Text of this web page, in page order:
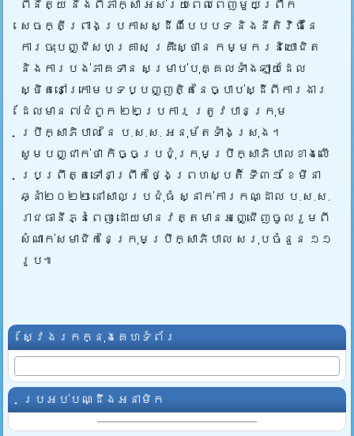
ពិនិត្យ និងពិភាក្សា អស់រយៈពេលពេញមួយព្រឹក
សេចក្តីព្រាងប្រកាសស្ដីពីបែបបទ និងនីតិវិធីនៃ
ការចុះបញ្ជីសហគ្រាស គ្រឹះស្ថាន កម្មករនិយោជិត
និងការបង់ភាគទាន សម្រាប់បុគ្គលទាំងឡាយដែល
ស្ថិតនៅក្រោមបទប្បញ្ញតិ្តនៃច្បាប់ស្ដីពីការងារ
ដែលមាន ៧ជំពូក ២២ប្រការ ត្រូវបានក្រុម
ប្រឹក្សាភិបាល នៃ ប.ស.ស. អនុម័តទាំងស្រុង។
សូមបញ្ជាក់ថា កិច្ចប្រជុំក្រុមប្រឹក្សាភិបាលខាងលើ
ប្រព្រឹត្តទៅនាព្រឹកថ្ងៃព្រហស្បតិ៍ ទី៣១ ខែមីនា
ឆ្នាំ២០២២ នៅសាលប្រជុំធំ ស្នាក់ការកណ្ដាល ប.ស.ស.
រាជធានីភ្នំពេញ ដោយមានវត្តមានអញ្ជើញចូលរួមពី
សំណាក់សមាជិកនៃក្រុមប្រឹក្សាភិបាល សរុបចំនួន ១១
រូប៕
ស្វែងរកក្នុងគេហទំព័រ
ប្រអប់បណ្ដឹងអនាមិក